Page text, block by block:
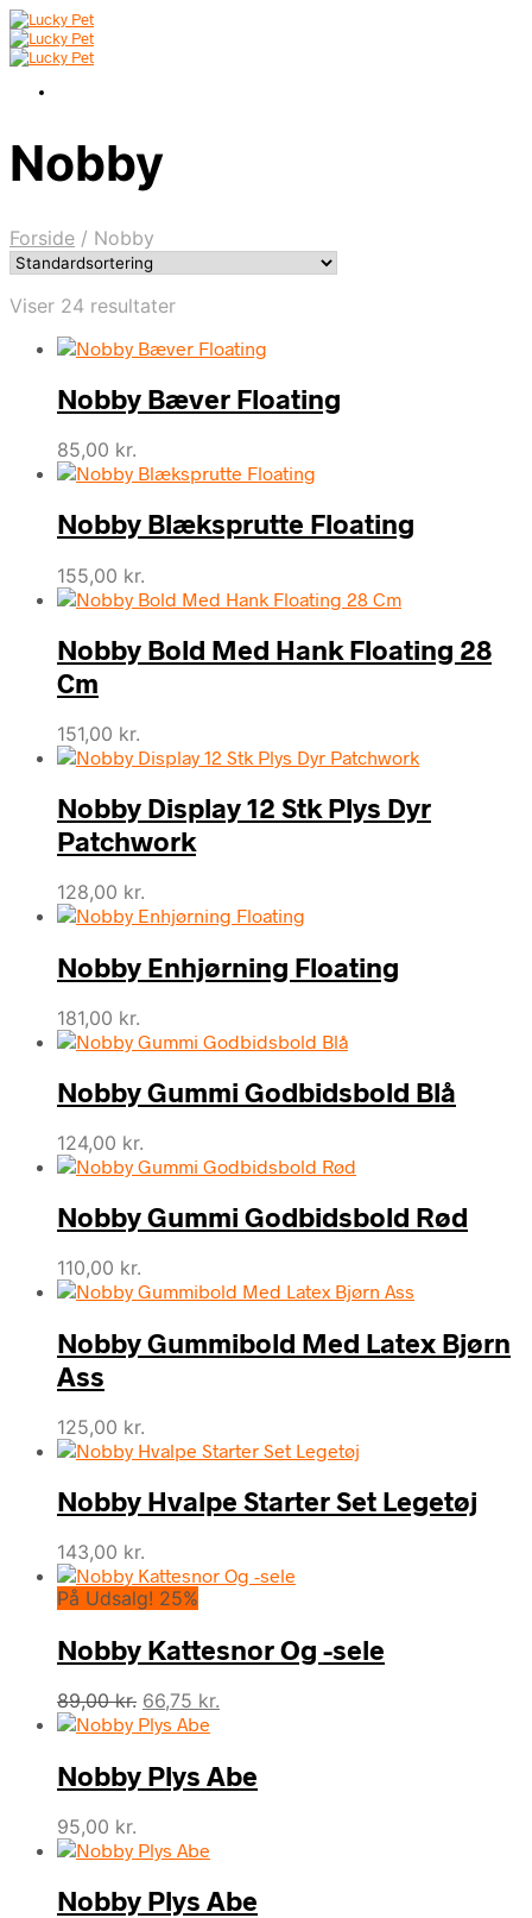
Nobby
Forside / Nobby
Viser 24 resultater
Nobby Bæver Floating
85,00 kr.
Nobby Blæksprutte Floating
155,00 kr.
Nobby Bold Med Hank Floating 28
Cm
151,00 kr.
Nobby Display 12 Stk Plys Dyr
Patchwork
128,00 kr.
Nobby Enhjørning Floating
181,00 kr.
Nobby Gummi Godbidsbold Blå
124,00 kr.
Nobby Gummi Godbidsbold Rød
110,00 kr.
Nobby Gummibold Med Latex Bjørn
Ass
125,00 kr.
Nobby Hvalpe Starter Set Legetøj
143,00 kr.
På Udsalg! 25%
Nobby Kattesnor Og -sele
89,00kr. Den
oprindelige
var:
89,00 kr..
66,75 kr.
er:
66,75 kr..
Nobby Plys Abe
95,00 kr.
Nobby Plys Abe